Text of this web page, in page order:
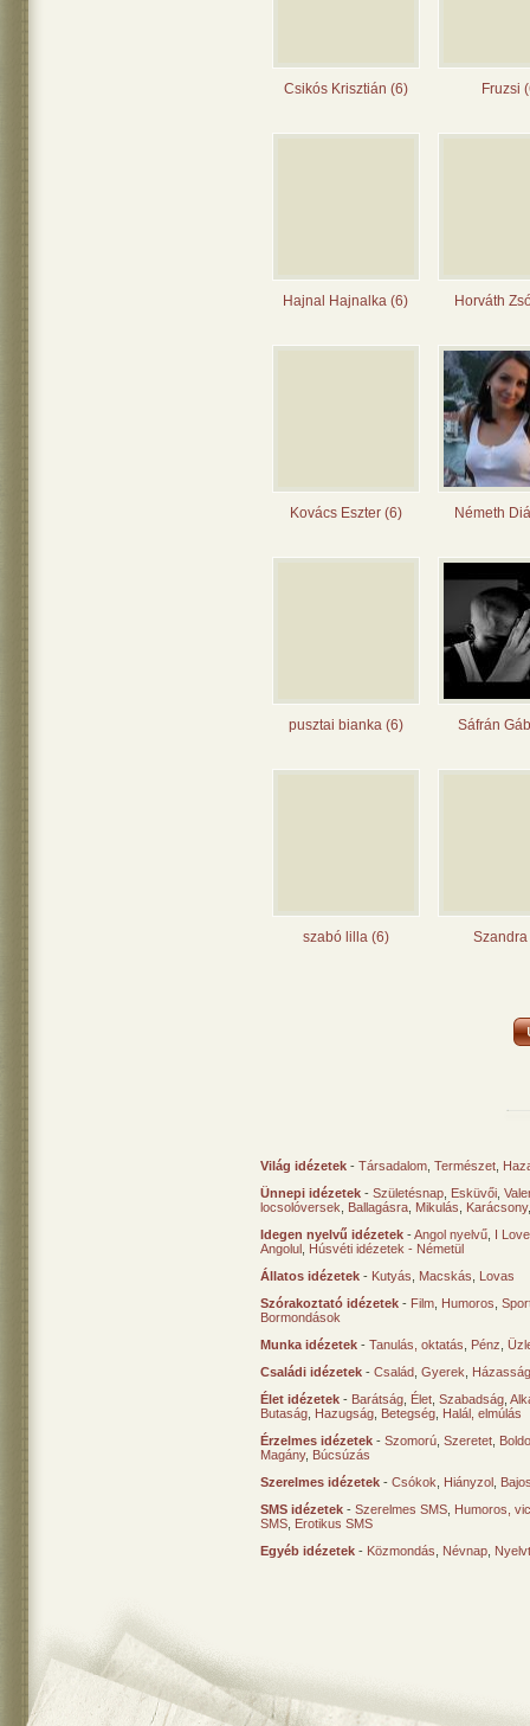
Csikós Krisztián (6) Fruzsi
Hajnal Hajnalka (6) Horváth
Kovács Eszter (6) Németh
pusztai bianka (6) Sáfrán
szabó lilla (6)
Világ idézetek - Társadalom Természet
Ünnepi idézetek - Születésnap Esküvői
locsolóversek
Ballagásra Mikulás Karácsony
Idegen nyelvű idézetek -Angol nyelvű I
Angolul Húsvéti idézetek - Németül
Állatos idézetek - Kutyás Macskás
Lovas
Szórakoztató idézetek - Film Humoros
Bormondások
Munka idézetek - Tanulás, oktatás Pénz
Családi idézetek - Család Gyerek
Élet idézetek - Barátság Élet Szabadság
Butaság Hazugság Betegség Halál, elmúlás
Érzelmes idézetek - Szomorú Szeretet
Magány, Búcsúzás
Szerelmes idézetek - Csókok Hiányzol
SMS idézetek - Szerelmes SMS Humoros,
SMS Erotikus SMS
Egyéb idézetek - Közmondás Névnap